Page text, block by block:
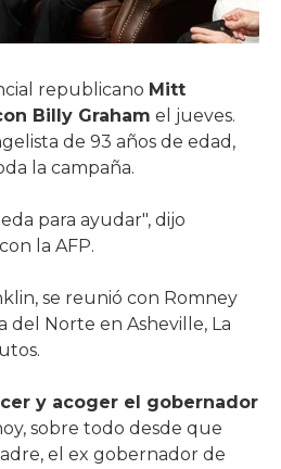
republicano Mitt
Billy Graham el jueves.
de 93 años de edad,
la campaña.
para ayudar", dijo
la AFP.
se reunió con Romney
del Norte en Asheville, La
y acoger el gobernador
sobre todo desde que
el ex gobernador de